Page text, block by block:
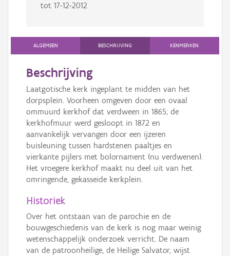
tot 17-12-2012
ALGEMEEN BESCHRIJVING KENMERKEN
Beschrijving
Laatgotische kerk ingeplant te midden van het
dorpsplein. Voorheen omgeven door een ovaal
ommuurd kerkhof dat verdween in 1865; de
kerkhofmuur werd gesloopt in 1872 en
aanvankelijk vervangen door een ijzeren
buisleuning tussen hardstenen paaltjes en
vierkante pijlers met bolornament (nu verdwenen).
Het vroegere kerkhof maakt nu deel uit van het
omringende, gekasseide kerkplein.
Historiek
Over het ontstaan van de parochie en de
bouwgeschiedenis van de kerk is nog maar weinig
wetenschappelijk onderzoek verricht. De naam
van de patroonheilige, de Heilige Salvator, wijst